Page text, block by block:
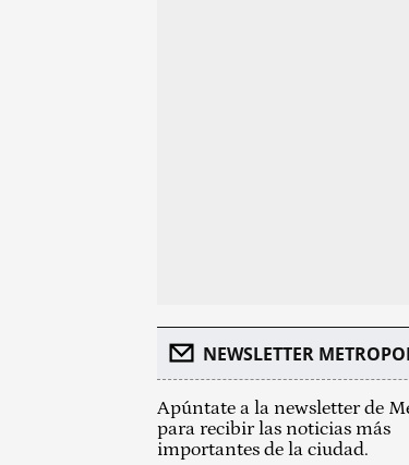
NEWSLETTER
Apúntate a la newsletter de
para recibir las noticias más
importantes de la ciudad.